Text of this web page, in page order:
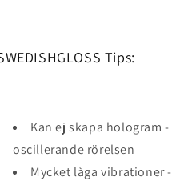
Tips:
Kan ej skapa hologram
oscillerande rörelsen
Mycket låga vibrationer